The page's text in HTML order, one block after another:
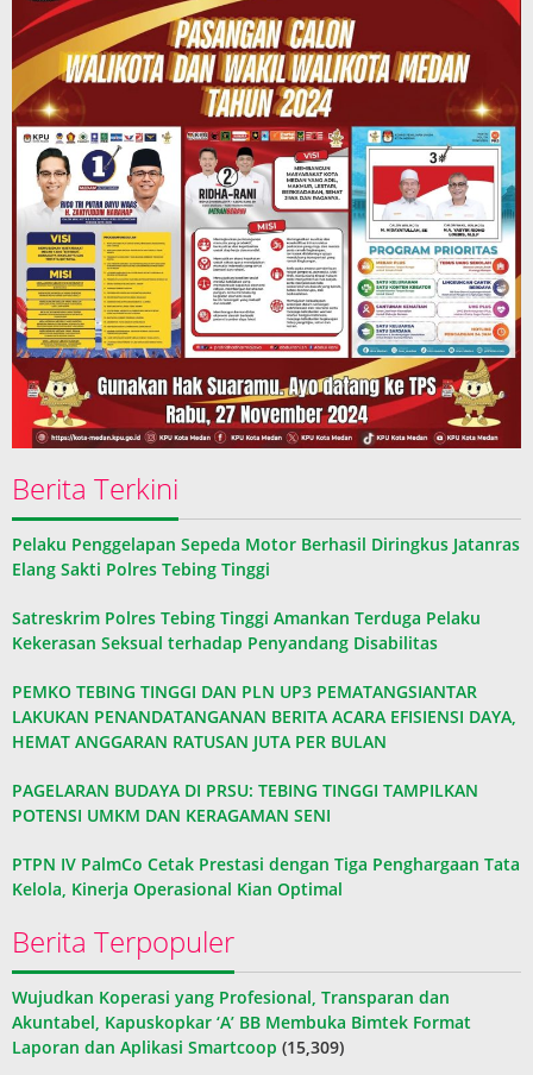
Berita Terkini
Pelaku Penggelapan Sepeda Motor Berhasil Diringkus Jatanras
Elang Sakti Polres Tebing Tinggi
Satreskrim Polres Tebing Tinggi Amankan Terduga Pelaku
Kekerasan Seksual terhadap Penyandang Disabilitas
PEMKO TEBING TINGGI DAN PLN UP3 PEMATANGSIANTAR
LAKUKAN PENANDATANGANAN BERITA ACARA EFISIENSI DAYA,
HEMAT ANGGARAN RATUSAN JUTA PER BULAN
PAGELARAN BUDAYA DI PRSU: TEBING TINGGI TAMPILKAN
POTENSI UMKM DAN KERAGAMAN SENI
PTPN IV PalmCo Cetak Prestasi dengan Tiga Penghargaan Tata
Kelola, Kinerja Operasional Kian Optimal
Berita Terpopuler
Wujudkan Koperasi yang Profesional, Transparan dan
Akuntabel, Kapuskopkar ‘A’ BB Membuka Bimtek Format
Laporan dan Aplikasi Smartcoop (15,309)